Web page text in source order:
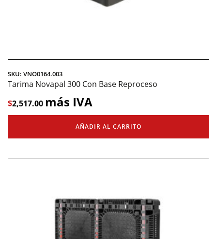
SKU: VNO0164.003
Tarima Novapal 300 Con Base Reproceso
$2,517.00 más IVA
AÑADIR AL CARRITO